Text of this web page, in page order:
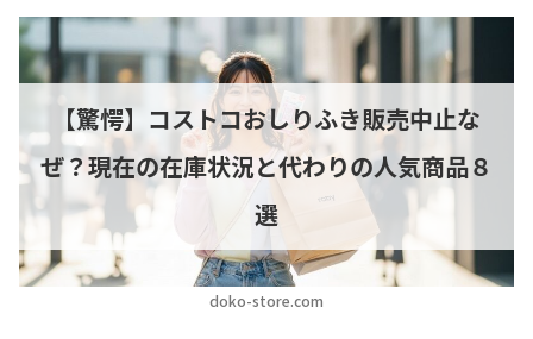
doko-store.com
【驚愕】コストコおしりふき販売中止な
ぜ？現在の在庫状況と代わりの人気商品８
選